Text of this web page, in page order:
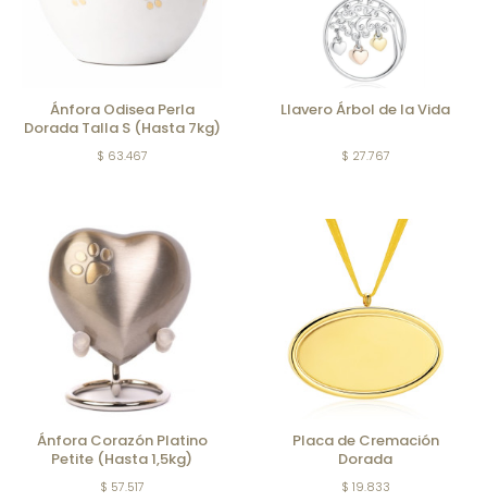
Ánfora Odisea Perla
Dorada Talla S (Hasta 7kg)
$ 63.467
Llavero Árbol de la Vida
$ 27.767
Ánfora Corazón Platino
Petite (Hasta 1,5kg)
$ 57.517
Placa de Cremación
Dorada
$ 19.833